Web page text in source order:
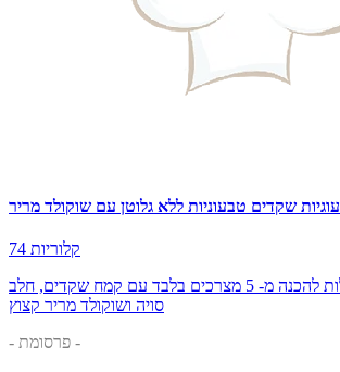
עוגיות שקדים טבעוניות ללא גלוטן עם שוקולד מריר
74 קלוריות
עוגיות טעימות וקלות להכנה מ- 5 מצרכים בלבד עם קמח שקדים, חלב
סויה ושוקולד מריר קצוץ
- פרסומת -